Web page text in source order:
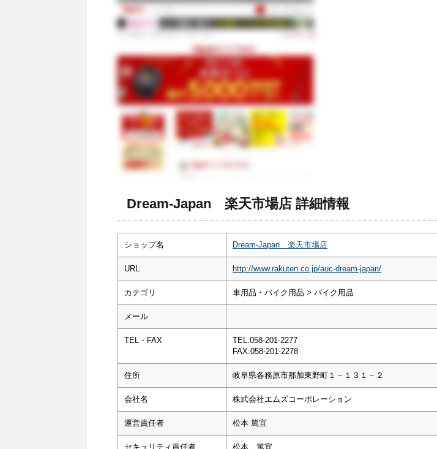
Dream-Japan 楽天市場店 詳細情報
ショップ名 Dream-Japan 楽天市場店
URL http://www.rakuten.co.jp/auc-dream-japan/
カテゴリ 車用品・バイク用品 > バイク用品
メール
TEL・FAX
TEL:058-201-2277
FAX:058-201-2278
住所 岐阜県各務原市那加東野町１－１３１－２
会社名 株式会社エムズコーポレーション
運営責任者 松本 篤宜
セキュリティ責任者 松本 篤宜